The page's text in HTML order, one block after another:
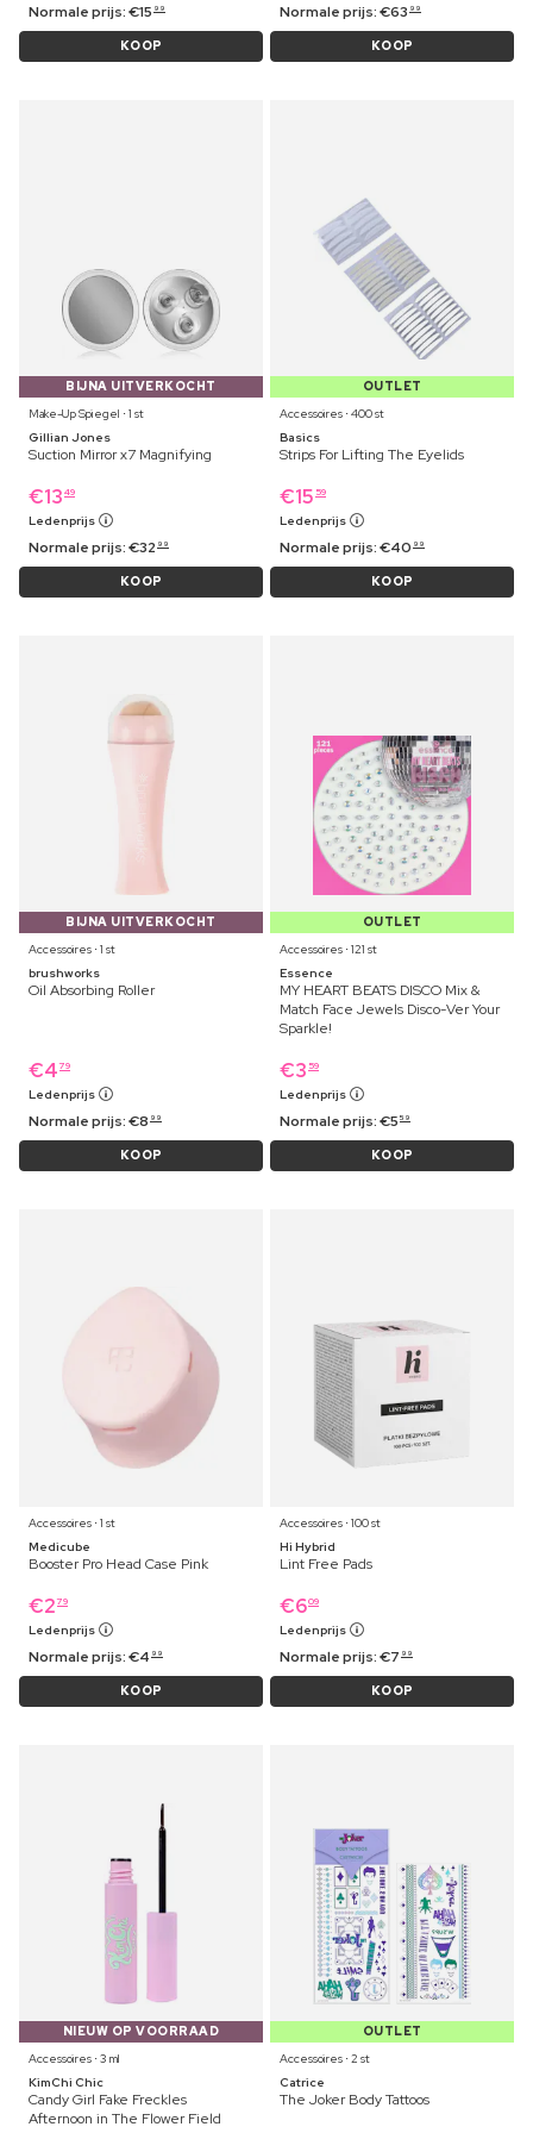
Normale prijs:€15 99
KOOP
Normale prijs:€63 99
KOOP
BIJNA UITVERKOCHT
Make-Up Spiegel ⋅ 1 st
Gillian Jones
Suction Mirror x7 Magnifying
€13 49
Ledenprijs
Normale prijs:€32 99
KOOP
OUTLET
Accessoires ⋅ 400 st
Basics
Strips For Lifting The Eyelids
€15 59
Ledenprijs
Normale prijs:€40 99
KOOP
BIJNA UITVERKOCHT
Accessoires ⋅ 1 st
brushworks
Oil Absorbing Roller
€4 79
Ledenprijs
Normale prijs:€8 99
KOOP
OUTLET
Accessoires ⋅ 121 st
Essence
MY HEART BEATS DISCO Mix &
Match Face Jewels Disco-Ver Your
Sparkle!
€3 59
Ledenprijs
Normale prijs:€5 59
KOOP
Accessoires ⋅ 1 st
Medicube
Booster Pro Head Case Pink
€2 79
Ledenprijs
Normale prijs:€4 99
KOOP
Accessoires ⋅ 100 st
Hi Hybrid
Lint Free Pads
€609
Ledenprijs
Normale prijs:€7 99
KOOP
NIEUW OP VOORRAAD
Accessoires ⋅ 3 ml
KimChi Chic
Candy Girl Fake Freckles
Afternoon in The Flower Field
OUTLET
Accessoires ⋅ 2 st
Catrice
The Joker Body Tattoos